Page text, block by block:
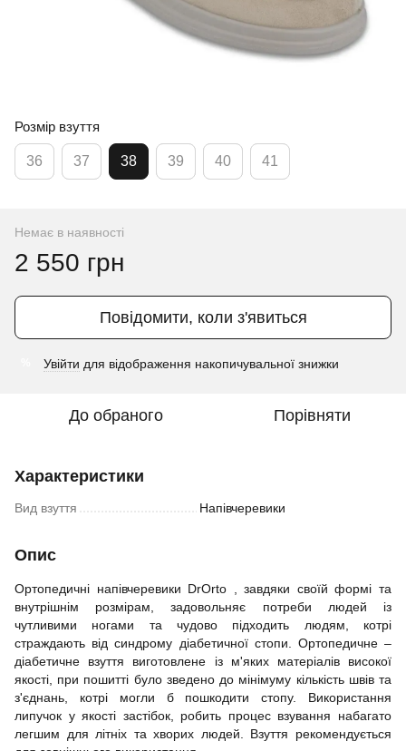
Розмір взуття
36 37 38 39 40 41
Немає в наявності
2 550 грн
Повідомити, коли з'явиться
Увійти для відображення накопичувальної знижки
До обраного Порівняти
Характеристики
Вид взуття Напівчеревики
Опис
Ортопедичні напівчеревики DrOrto , завдяки своїй формі та
внутрішнім розмірам, задовольняє потреби людей із
чутливими ногами та чудово підходить людям, котрі
страждають від синдрому діабетичної стопи. Ортопедичне –
діабетичне взуття виготовлене із м'яких матеріалів високої
якості, при пошитті було зведено до мінімуму кількість швів та
з'єднань, котрі могли б пошкодити стопу. Використання
липучок у якості застібок, робить процес взування набагато
легшим для літніх та хворих людей. Взуття рекомендується